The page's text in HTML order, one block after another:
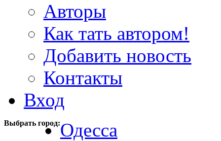
Авторы
Как тать автором!
Добавить новость
Контакты
Вход
Выбрать город:Одесса